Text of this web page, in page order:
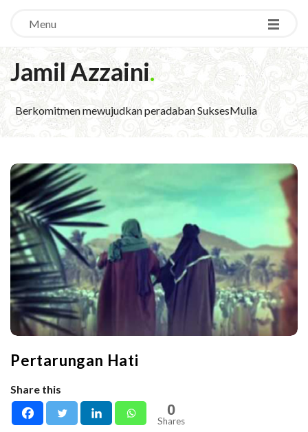
Menu
Jamil Azzaini.
Berkomitmen mewujudkan peradaban SuksesMulia
Pertarungan Hati
Share this
0
Shares